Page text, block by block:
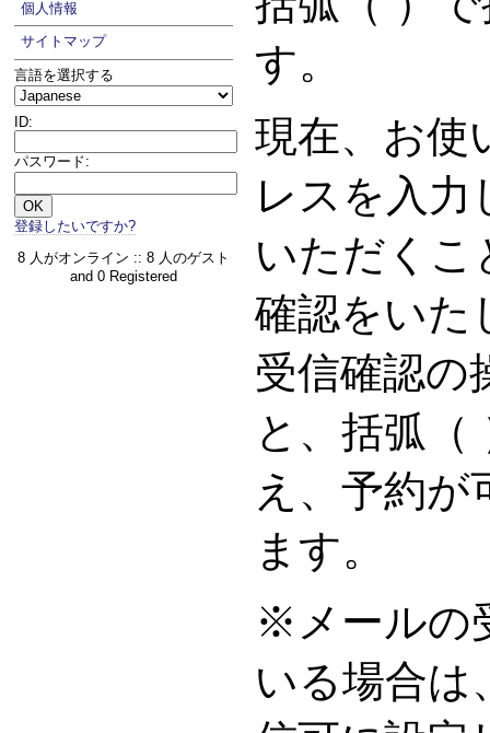
個人情報
サイトマップ
言語を選択する
ID:
パスワード:
登録したいですか?
8 人がオンライン :: 8 人のゲスト
and 0 Registered
す。
現在、お使
レスを入力
いただくこ
確認をいた
受信確認の
と、括弧（
え、予約が
ます。
※メールの
いる場合は